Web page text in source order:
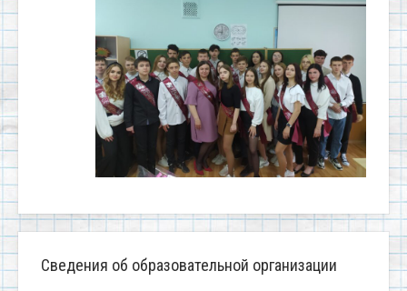
Сведения об образовательной организации